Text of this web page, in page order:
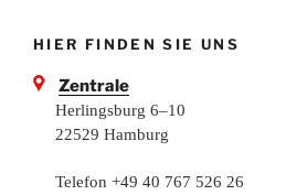
HIER FINDEN SIE UNS
Zentrale
Herlingsburg 6–10
22529 Hamburg
Telefon +49 40 767 526 26